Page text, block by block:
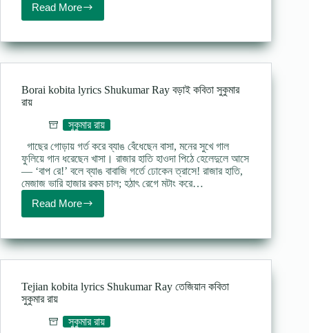
Read More
Kath
buro
Shukumar
কবিতা
রায়
Borai kobita lyrics Shukumar Ray বড়াই কবিতা সুকুমার
রায়
সুকুমার রায়
গাছের গোড়ায় গর্ত করে ব্যাঙ বেঁধেছেন বাসা, মনের সুখে গাল
ফুলিয়ে গান ধরেছেন খাসা। রাজার হাতি হাওদা পিঠে হেলেদুলে আসে
— ‘বাপ রে!’ বলে ব্যাঙ বাবাজি গর্তে ঢোকেন ত্রাসে! রাজার হাতি,
মেজাজ ভারি হাজার রকম চাল; হঠাৎ রেগে মটাং করে…
Read More
Borai
kobita
Shukumar
সুকুমার
Tejian kobita lyrics Shukumar Ray তেজিয়ান কবিতা
সুকুমার রায়
সুকুমার রায়